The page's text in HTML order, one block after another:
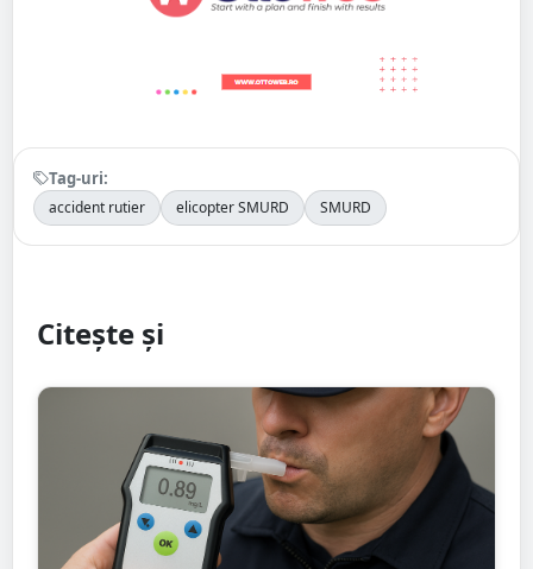
Tag-uri:
accident rutier elicopter SMURD SMURD
Citește și